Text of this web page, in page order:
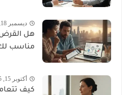
ديسمبر 18, 2025
هل
مناسب
أكتوبر 15, 2025
كيف